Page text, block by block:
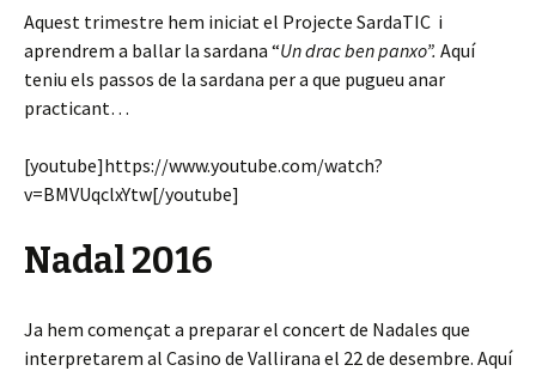
Aquest trimestre hem iniciat el Projecte SardaTIC i
aprendrem a ballar la sardana “Un drac ben panxo”. Aquí
teniu els passos de la sardana per a que pugueu anar
practicant…
[youtube]https://www.youtube.com/watch?
v=BMVUqclxYtw[/youtube]
Nadal 2016
Ja hem començat a preparar el concert de Nadales que
interpretarem al Casino de Vallirana el 22 de desembre. Aquí